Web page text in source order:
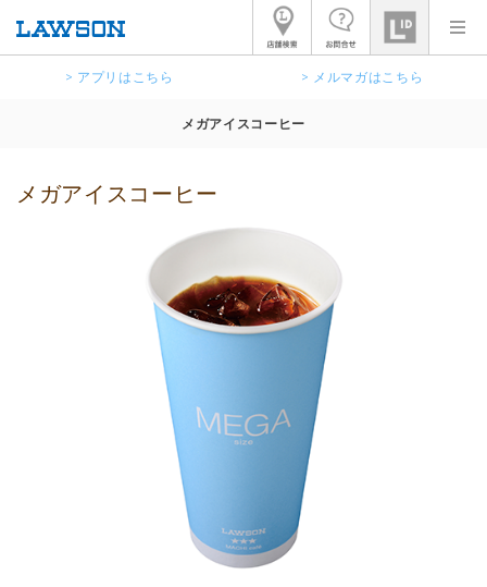
> アプリはこちら > メルマガはこちら
メガアイスコーヒー
メガアイスコーヒー